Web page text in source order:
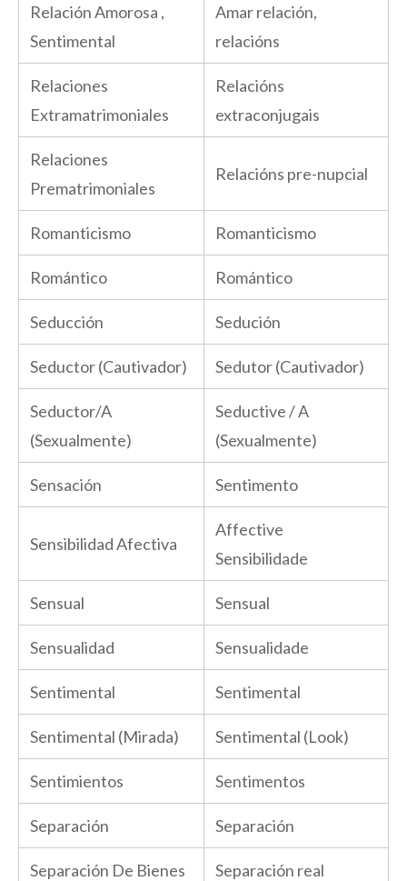
Relación Amorosa ,
Sentimental
Amar relación,
relacións
Relaciones
Extramatrimoniales
Relacións
extraconjugais
Relaciones
Prematrimoniales
Relacións pre-nupcial
Romanticismo Romanticismo
Romántico Romántico
Seducción Sedución
Seductor (Cautivador) Sedutor (Cautivador)
Seductor/A
(Sexualmente)
Seductive / A
(Sexualmente)
Sensación Sentimento
Sensibilidad Afectiva
Affective
Sensibilidade
Sensual Sensual
Sensualidad Sensualidade
Sentimental Sentimental
Sentimental (Mirada) Sentimental (Look)
Sentimientos Sentimentos
Separación Separación
Separación De Bienes Separación real